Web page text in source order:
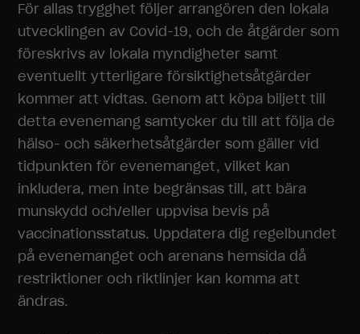
För allas trygghet följer arrangören den lokala
utvecklingen av Covid-19, och de åtgärder som
föreskrivs av lokala myndigheter samt
eventuellt ytterligare försiktighetsåtgärder
kommer att vidtas. Genom att köpa biljett till
detta evenemang samtycker du till att följa de
hälso- och säkerhetsåtgärder som gäller vid
tidpunkten för evenemanget, vilket kan
inkludera, men inte begränsas till, att bära
munskydd och/eller uppvisa bevis på
vaccinationsstatus. Uppdatera dig regelbundet
på evenemanget och arenans hemsida då
restriktioner och riktlinjer kan komma att
ändras.
Nödvändiga
Dessa
cookies går
inte att välja
behövs för
att
hemsidan
över huvud
taget ska
fungera.
Statistik